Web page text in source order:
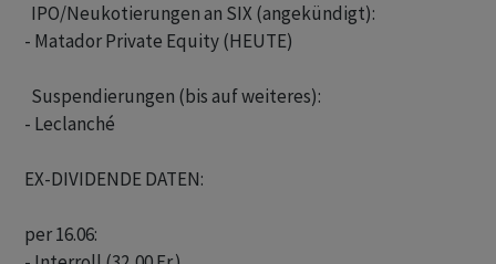
  IPO/Neukotierungen an SIX (angekündigt):
- Matador Private Equity (HEUTE)
  Suspendierungen (bis auf weiteres):
- Leclanché
EX-DIVIDENDE DATEN:
per 16.06: